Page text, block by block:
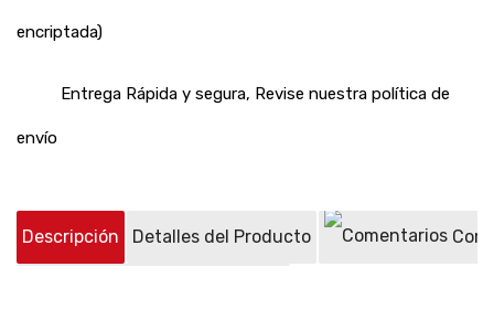
encriptada)
Entrega Rápida y segura, Revise nuestra política de
envío
Descripción Detalles del Producto